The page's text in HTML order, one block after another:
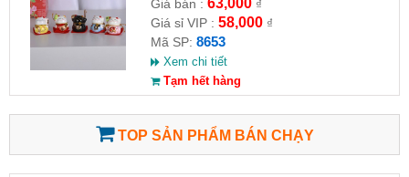
Giá bán : 63,000₫
Giá sỉ VIP : 58,000₫
Mã SP: 8653
Xem chi tiết
Tạm hết hàng
TOP SẢN PHẨM BÁN CHẠY